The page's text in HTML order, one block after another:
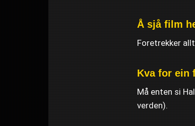
Å sjå film
Foretrekker
Kva for ein
Må enten si
verden).